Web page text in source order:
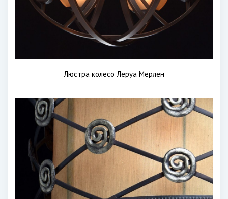
Люстра колесо Леруа Мерлен